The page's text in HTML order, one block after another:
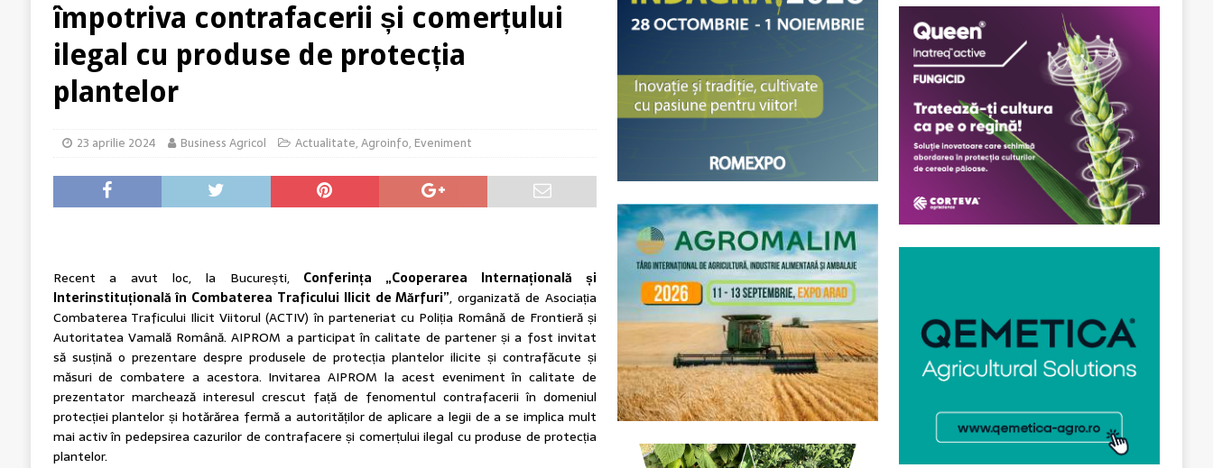
[ 7 august 2026 ] Arsurile solare și stresul termic – provocări majore pentru culturile horticole
ACTUALITATE
[ 7 august 2026 ] Legea Biodiversității între miza celor 972 de milioane de euro și realitatea aspră a sectorului bio din
România
împotriva contrafacerii și comerțului
ilegal cu produse de protecția
plantelor
23 aprilie 2024 Business Agricol Actualitate,Agroinfo, Eveniment
Recent a avut loc, la București, Conferința „Cooperarea Internațională și
Interinstituțională în Combaterea Traficului Ilicit de Mărfuri”, organizată de Asociația
Combaterea Traficului Ilicit Viitorul (ACTIV) în parteneriat cu Poliția Română de Frontieră și
Autoritatea Vamală Română. AIPROM a participat în calitate de partener și a fost invitat
să susțină o prezentare despre produsele de protecția plantelor ilicite și contrafăcute și
măsuri de combatere a acestora. Invitarea AIPROM la acest eveniment în calitate de
prezentator marchează interesul crescut față de fenomentul contrafacerii în domeniul
protecției plantelor și hotărărea fermă a autorităților de aplicare a legii de a se implica mult
mai activ în pedepsirea cazurilor de contrafacere și comerțului ilegal cu produse de protecția
plantelor.